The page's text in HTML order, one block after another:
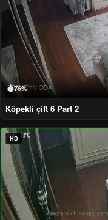
76%
Köpekli çift 6 Part 2
HD